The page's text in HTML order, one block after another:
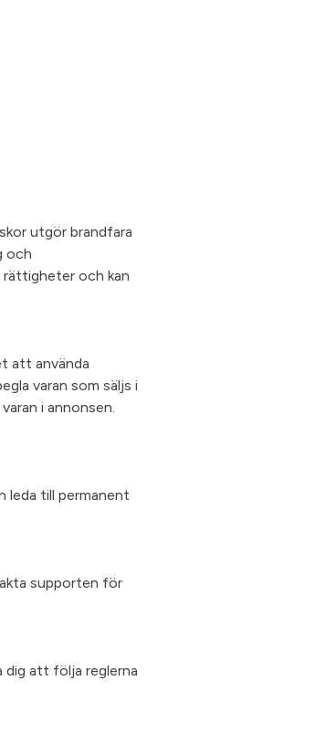
utgör brandfara
och
rättigheter och kan
att använda
varan som säljs i
i annonsen.
leda till permanent
supporten för
dig att följa reglerna